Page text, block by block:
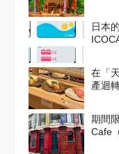
日本
在「
產迴
期間
Cafe